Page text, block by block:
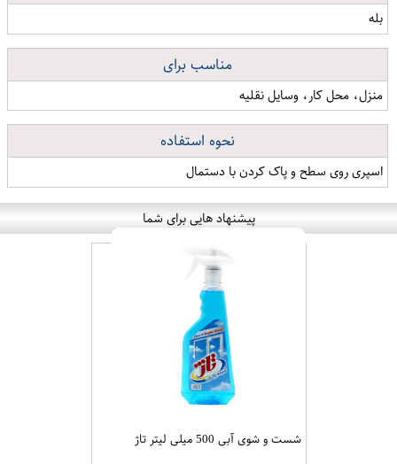
بله
مناسب برای
منزل، محل کار، وسایل نقلیه
نحوه استفاده
اسپری روی سطح و پاک کردن با دستمال
پیشنهاد هایی برای شما
شست و شوی آبی 500 میلی لیتر تاژ